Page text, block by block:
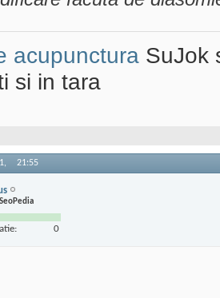
acupunctura SuJok
si in tara
21:55
0